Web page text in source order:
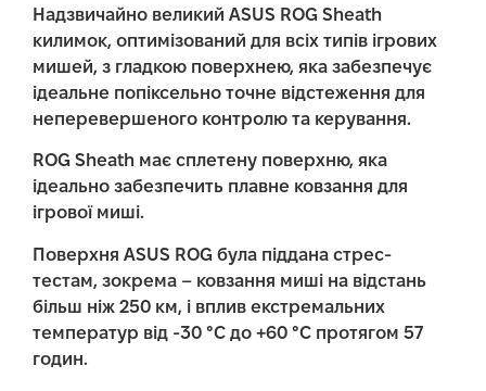
Надзвичайно великий ASUS ROG Sheath
килимок, оптимізований для всіх типів ігрових
мишей, з гладкою поверхнею, яка забезпечує
ідеальне попіксельно точне відстеження для
неперевершеного контролю та керування.
ROG Sheath має сплетену поверхню, яка
ідеально забезпечить плавне ковзання для
ігрової миші.
Поверхня ASUS ROG була піддана стрес-
тестам, зокрема – ковзання миші на відстань
більш ніж 250 км, і вплив екстремальних
температур від -30 °С до +60 °С протягом 57
годин.